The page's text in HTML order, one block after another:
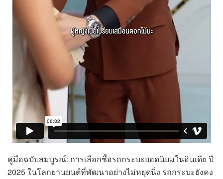
คู่มือฉบับสมบูรณ์: การเลือกซื้อรถกระบะยอดนิยมในอินเดีย ปี
2025 ในโลกยานยนต์ที่พัฒนาอย่างไม่หยุดนิ่ง รถกระบะยังคง